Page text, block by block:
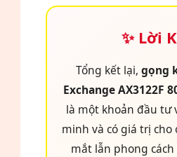
✨ Lời
Tổng kết lại, gọng
Exchange AX3122F
là một khoản đầu tư
minh và có giá trị cho
mắt lẫn phong